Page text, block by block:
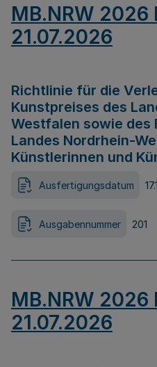
MB.NRW 2026
21.07.2026
Richtlinie für die
Kunstpreises des
Westfalen sowie des
Landes Nordrhein-
Künstlerinnen und
Ausfertigungsdatum
Ausgabennummer 201
MB.NRW 2026
21.07.2026